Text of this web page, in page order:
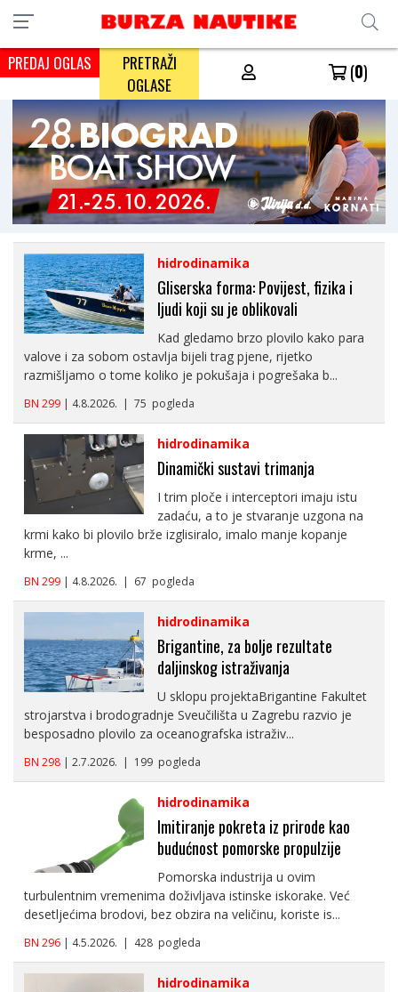
PREDAJ OGLAS
PRETRAŽI
OGLASE
(0)
hidrodinamika
Gliserska forma: Povijest, fizika i
ljudi koji su je oblikovali
Kad gledamo brzo plovilo kako para
valove i za sobom ostavlja bijeli trag pjene, rijetko
razmišljamo o tome koliko je pokušaja i pogrešaka b...
BN 299 | 4.8.2026. | 75 pogleda
hidrodinamika
Dinamički sustavi trimanja
I trim ploče i interceptori imaju istu
zadaću, a to je stvaranje uzgona na
krmi kako bi plovilo brže izglisiralo, imalo manje kopanje
krme, ...
BN 299 | 4.8.2026. | 67 pogleda
hidrodinamika
Brigantine, za bolje rezultate
daljinskog istraživanja
U sklopu projektaBrigantine Fakultet
strojarstva i brodogradnje Sveučilišta u Zagrebu razvio je
besposadno plovilo za oceanografska istraživ...
BN 298 | 2.7.2026. | 199 pogleda
hidrodinamika
Imitiranje pokreta iz prirode kao
budućnost pomorske propulzije
Pomorska industrija u ovim
turbulentnim vremenima doživljava istinske iskorake. Već
desetljećima brodovi, bez obzira na veličinu, koriste is...
BN 296 | 4.5.2026. | 428 pogleda
hidrodinamika